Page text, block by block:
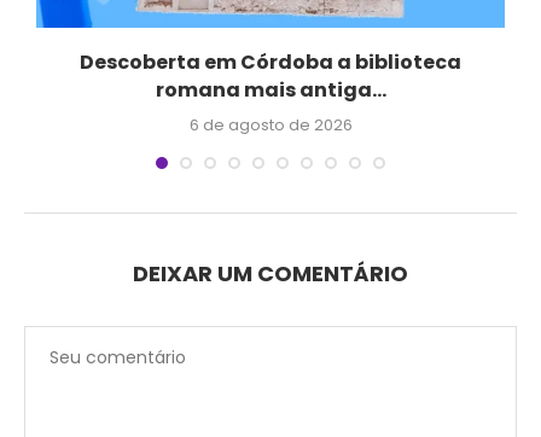
Descoberta em Córdoba a biblioteca
romana mais antiga...
6 de agosto de 2026
DEIXAR UM COMENTÁRIO